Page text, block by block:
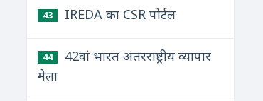
43 IREDA का CSR पोर्टल
44
42वां भारत अंतरराष्ट्रीय व्यापार
मेला